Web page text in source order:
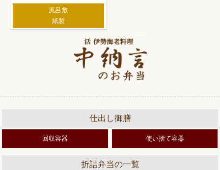
風呂敷
紙製
仕出し御膳
回収容器 使い捨て容器
折詰弁当の一覧